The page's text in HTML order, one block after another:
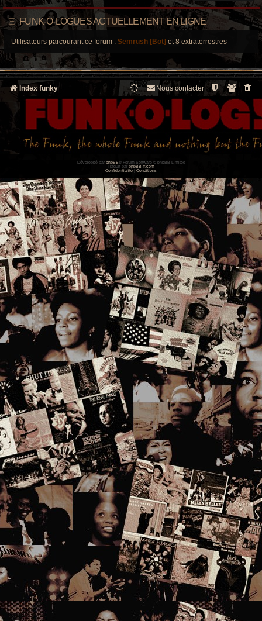
FUNK-O-LOGUES ACTUELLEMENT EN LIGNE
Utilisateurs parcourant ce forum : Semrush [Bot] et 8 extraterrestres
Index funky Nous contacter
Développé par phpBB® Forum Software © phpBB Limited
Traduit par phpBB-fr.com
Confidentialité
Conditions